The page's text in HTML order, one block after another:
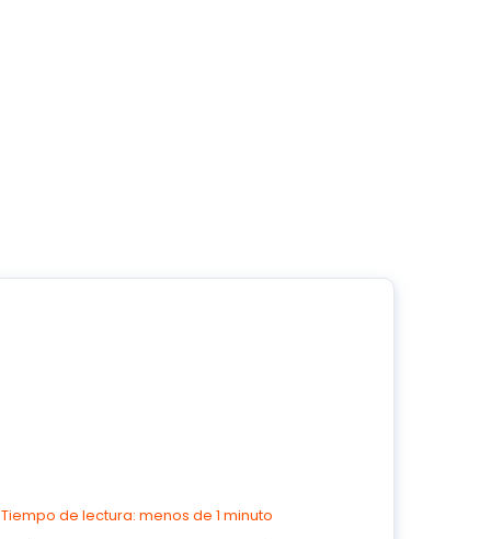
Tiempo de lectura: menos de 1 minuto